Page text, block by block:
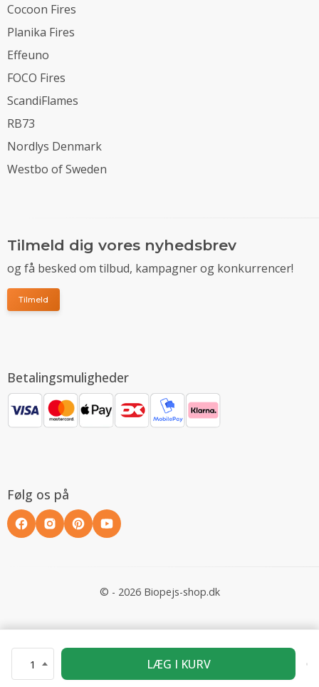
1 LÆG I KURV
Cocoon Fires
Planika Fires
Effeuno
FOCO Fires
ScandiFlames
RB73
Nordlys Denmark
Westbo of Sweden
Tilmeld dig vores nyhedsbrev
og få besked om tilbud, kampagner og konkurrencer!
Tilmeld
Betalingsmuligheder
Følg os på
© - 2026 Biopejs-shop.dk